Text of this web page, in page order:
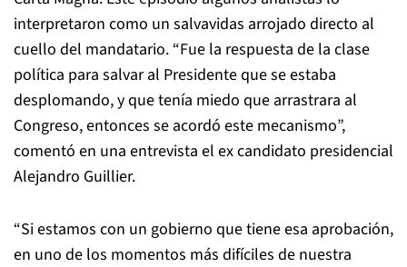
interpretaron como un salvavidas arrojado directo al
cuello del mandatario. “Fue la respuesta de la clase
política para salvar al Presidente que se estaba
desplomando, y que tenía miedo que arrastrara al
Congreso, entonces se acordó este mecanismo”,
comentó en una entrevista el ex candidato presidencial
Alejandro Guillier.
“Si estamos con un gobierno que tiene esa aprobación,
en uno de los momentos más difíciles de nuestra